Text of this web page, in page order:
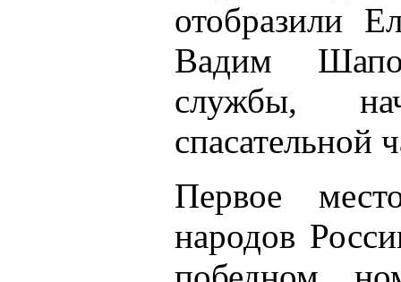
отобразили
Вадим
службы,
спасательной
Первое
народов